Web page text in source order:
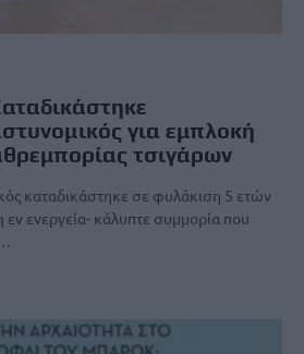
για εμπλοκή
τσιγάρων
καταδικάστηκε σε φυλάκιση 5 ετών
εν ενεργεία- κάλυπτε συμμορία που